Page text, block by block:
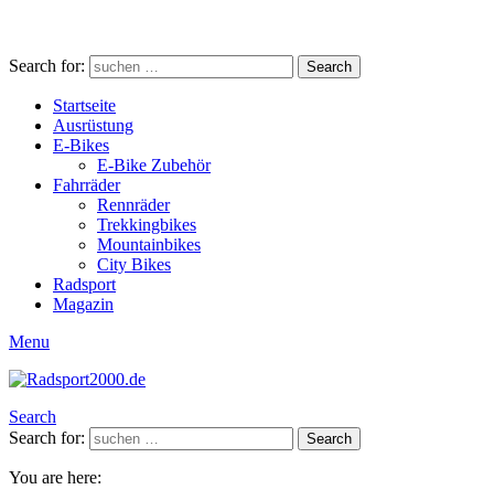
Search for: Search
Startseite
Ausrüstung
E-Bikes
E-Bike Zubehör
Fahrräder
Rennräder
Trekkingbikes
Mountainbikes
City Bikes
Radsport
Magazin
Menu
Search
Search for:
Search
You are here: